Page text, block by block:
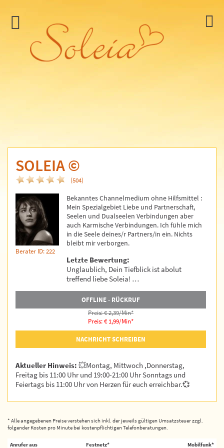
SOLEIA©
(504)
Bekanntes Channelmedium ohne Hilfsmittel :
Mein Spezialgebiet Liebe und Partnerschaft,
Seelen und Dualseelen Verbindungen aber
auch Karmische Verbindungen. Ich fühle mich
in die Seele deines/r Partners/in ein. Nichts
bleibt mir verborgen.
Berater ID: 222
Letzte Bewertung:
Unglaublich, Dein Tiefblick ist abolut
treffend liebe Soleia! …
OFFLINE - RÜCKRUF
Preis: € 2,39/Min*
Preis: € 1,99/Min*
NACHRICHT SCHREIBEN
Aktueller Hinweis: 💥Montag, Mittwoch ,Donnerstag,
Freitag bis 11:00 Uhr und 19:00-21:00 Uhr Sonntags und
Feiertags bis 11:00 Uhr von Herzen für euch erreichbar.💞
* Alle angegebenen Preise verstehen sich inkl. der jeweils gültigen Umsatzsteuer zzgl.
folgender Kosten pro Minute bei kostenpflichtigen Telefonberatungen.
Anrufer aus Festnetz* Mobilfunk*